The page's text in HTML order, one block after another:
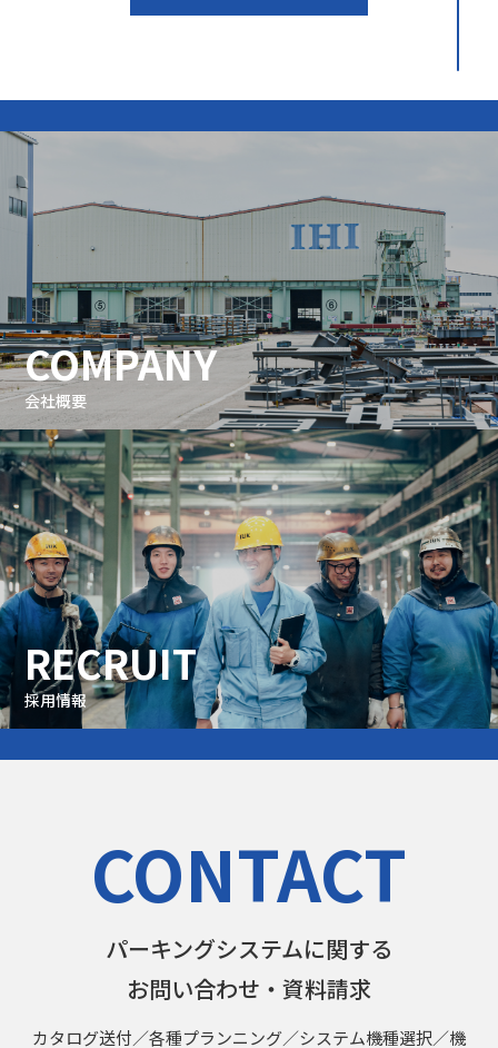
COMPANY
会社概要
RECRUIT
採用情報
CONTACT
パーキングシステムに関する
お問い合わせ・資料請求
カタログ送付／各種プランニング／システム機種選択／機